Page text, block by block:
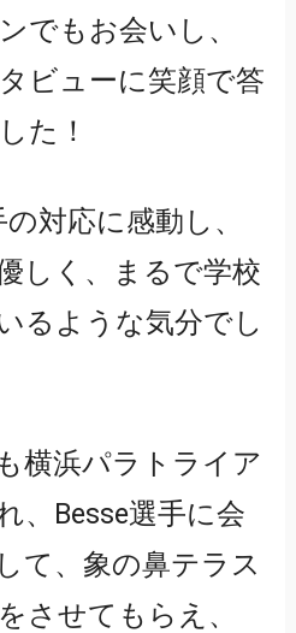
でもお会いし、
ビューに笑顔で答
た！
対応に感動し、
しく、まるで学校
るような気分でし
横浜パラトライア
、Besse選手に会
て、象の鼻テラス
させてもらえ、